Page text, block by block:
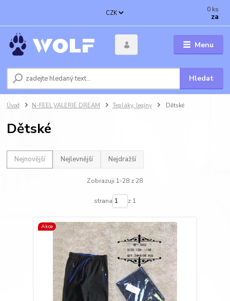
Menu
CZK
Hledat
0 ks
za
Úvod N-FEEL,VALERIE DREAM Tepláky, legíny Dětské
Dětské
Nejnovější Nejlevnější Nejdražší
Zobrazuji 1-28 z 28
strana z 1
Akce